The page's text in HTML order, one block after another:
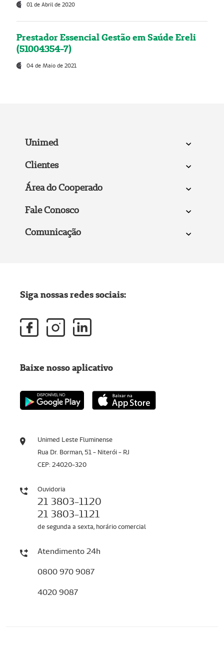
01 de Abril de 2020
Prestador Essencial Gestão em Saúde Ereli
(51004354-7)
04 de Maio de 2021
Unimed
Clientes
Área do Cooperado
Fale Conosco
Comunicação
Unimed Leste Fluminense
Rua Dr. Borman, 51 - Niterói - RJ
CEP: 24020-320
Ouvidoria
21 3803-1120
21 3803-1121
de segunda a sexta, horário comercial
Atendimento 24h
0800 970 9087
4020 9087
Siga nossas redes sociais:
Baixe nosso aplicativo